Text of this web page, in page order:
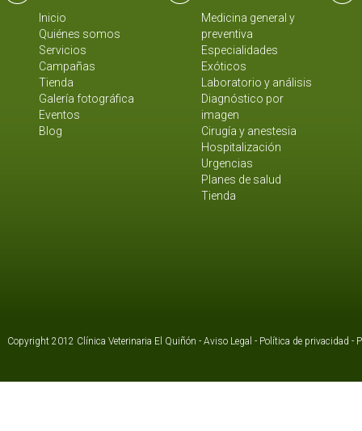
Inicio
Quiénes somos
Servicios
Campañas
Tienda
Galería fotográfica
Eventos
Blog
Medicina general y
preventiva
Especialidades
Exóticos
Laboratorio y análisis
Diagnóstico por
imagen
Cirugía y anestesia
Hospitalización
Urgencias
Planes de salud
Tienda
Copyright 2012 Clínica Veterinaria El Quiñón - Aviso Legal - Política de privacidad -